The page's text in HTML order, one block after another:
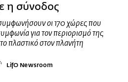
η σύνοδος
οι 170 χώρες που
για τον περιορισμό της
πλαστικό στον πλανήτη
LifO Newsroom